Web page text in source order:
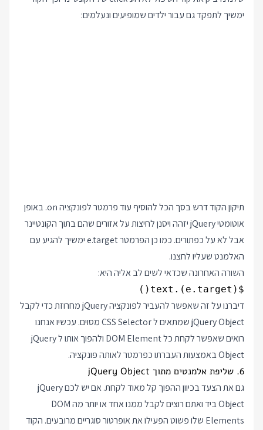
ימשיך לתפקד גם עבור ילדים שמופיעים ונעלמים:
תיקון הקוד דרש בסך הכל להוסיף עוד פרמטר לפונקציה on. באופן
אוטומטי jQuery יזהה ויסנן לחיצות על אזורים שהם בתוך הקונטיינר
אבל לא על כפתורים. כמו כן הפרמטר e.target ימשיך להגיע עם
האלמנט שעליו לחצנו.
השורה האחרונה שכדאי לשים לב אליה היא:
$(e.target).text()
דיברנו על זה שאפשר להעביר לפונקציה jQuery מחרוזת כדי לקבל
jQuery Object שמתאים ל CSS Selector מסוים. עכשיו אנחנו
רואים שאפשר לקחת כל DOM Element ולהפוך אותו ל jQuery
Object באמצעות העברתו כפרמטר לאותה פונקציה.
6. שליפת אלמנטים מתוך jQuery Object
גם את הצעד בכיוון ההפוך קל מאוד לקחת. אם יש לכם jQuery
Object ביד ואתם רוצים לקבל ממנו אחד או יותר מה DOM
Elements שלו פשוט הפעילו את אופרטור סוגריים מרובעים. הקוד